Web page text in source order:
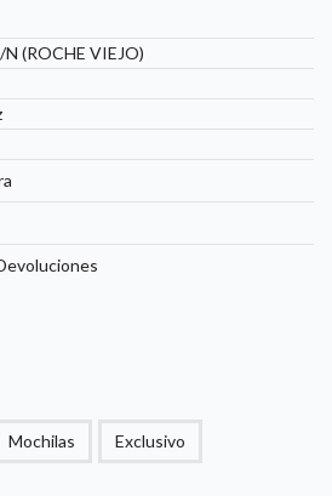
(ROCHE VIEJO)
Mochilas Exclusivo